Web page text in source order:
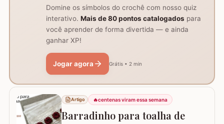
Domine os símbolos do crochê com nosso quiz
interativo. Mais de 80 pontos catalogados para
você aprender de forma divertida — e ainda
ganhar XP!
Jogar agora Grátis • 2 min
Artigo 🔥centenas viram essa semana
Barradinho para toalha de